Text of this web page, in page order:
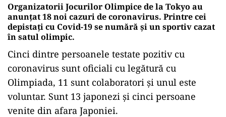
Organizatorii Jocurilor Olimpice de la Tokyo au
anunţat 18 noi cazuri de coronavirus. Printre cei
depistați cu Covid-19 se numără şi un sportiv cazat
în satul olimpic.
Cinci dintre persoanele testate pozitiv cu
coronavirus sunt oficiali cu legătură cu
Olimpiada, 11 sunt colaboratori şi unul este
voluntar. Sunt 13 japonezi şi cinci persoane
venite din afara Japoniei.